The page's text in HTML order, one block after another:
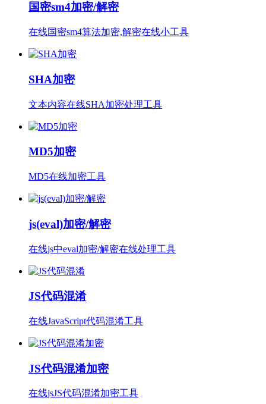
国密sm4加密/解密
在线国密sm4算法加密,解密在线小工具
SHA加密
文本内容在线SHA加密处理工具
MD5加密
MD5在线加密工具
js(eval)加密/解密
在线js中eval加密/解密在线处理工具
JS代码混淆
在线JavaScript代码混淆工具
JS代码混淆加密
在线jsJS代码混淆加密工具